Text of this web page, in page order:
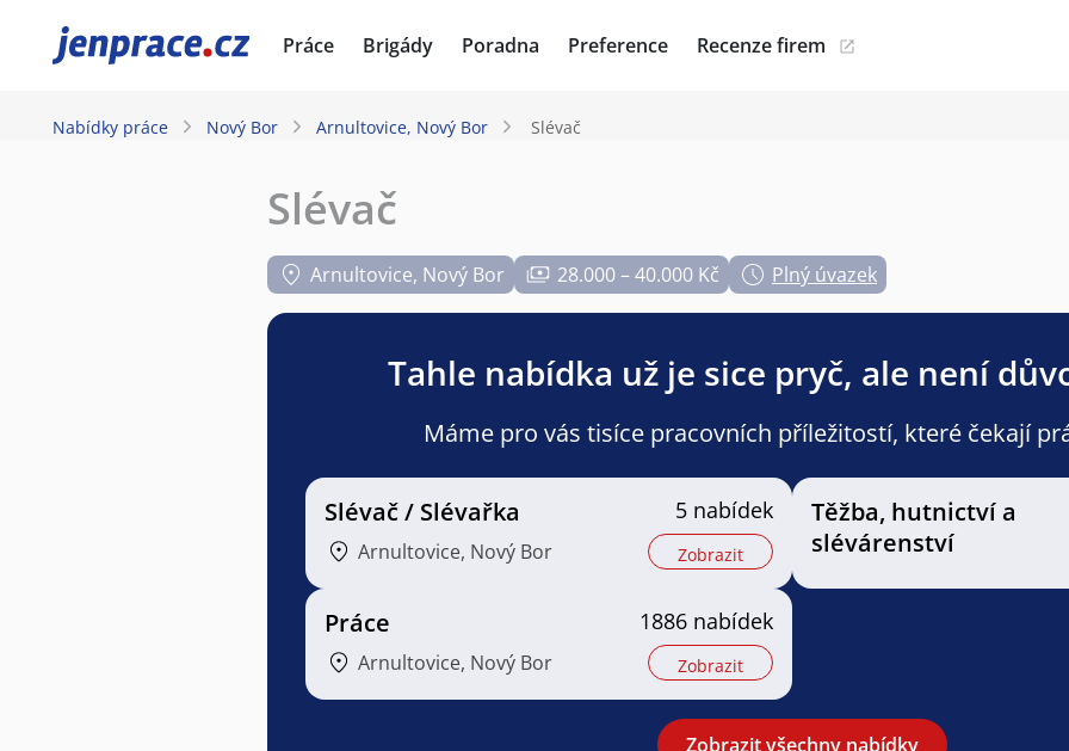
JenPráce.cz Práce Brigády Poradna Preference Recenze firem
Nabídky práce Nový Bor Arnultovice, Nový Bor Slévač
Slévač
Arnultovice, Nový Bor 28.000 – 40.000 Kč Plný úvazek
Tahle nabídka už je sice pryč, ale není
Máme pro vás tisíce pracovních příležitostí, které čekají
Slévač / Slévařka
Arnultovice, Nový Bor
5 nabídek
Zobrazit
Těžba, hutnictví a
slévárenství
Práce
Arnultovice, Nový Bor
1886 nabídek
Zobrazit
Zobrazit všechny nabídky